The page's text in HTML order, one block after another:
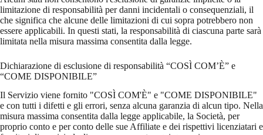
limitazione di responsabilità per danni incidentali o consequenziali, il
che significa che alcune delle limitazioni di cui sopra potrebbero non
essere applicabili. In questi stati, la responsabilità di ciascuna parte sarà
limitata nella misura massima consentita dalla legge.
Dichiarazione di esclusione di responsabilità “COSÌ COM’È” e
“COME DISPONIBILE”
Il Servizio viene fornito "COSÌ COM'È" e "COME DISPONIBILE"
e con tutti i difetti e gli errori, senza alcuna garanzia di alcun tipo. Nella
misura massima consentita dalla legge applicabile, la Società, per
proprio conto e per conto delle sue Affiliate e dei rispettivi licenziatari e